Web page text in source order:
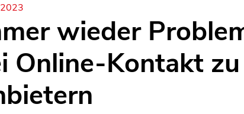
wieder
Online-Kontakt zu